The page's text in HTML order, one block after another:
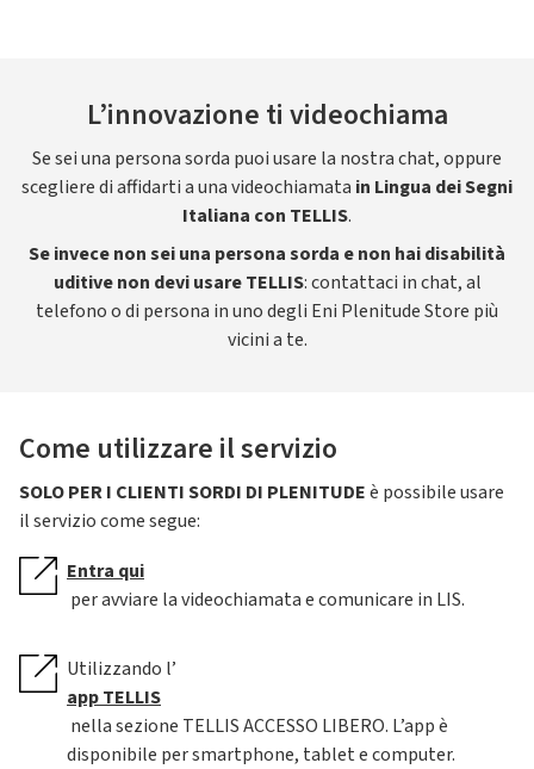
L’innovazione ti videochiama
Se sei una persona sorda puoi usare la nostra chat, oppure
scegliere di affidarti a una videochiamata in Lingua dei Segni
Italiana con TELLIS.
Se invece non sei una persona sorda e non hai disabilità
uditive non devi usare TELLIS: contattaci in chat, al
telefono o di persona in uno degli Eni Plenitude Store più
vicini a te.
Come utilizzare il servizio
SOLO PER I CLIENTI SORDI DI PLENITUDEè possibile usare
il servizio come segue:
Entra qui
per avviare la videochiamata e comunicare in LIS.
Utilizzando l’
app TELLIS
nella sezione TELLIS ACCESSO LIBERO. L’app è
disponibile per smartphone, tablet e computer.